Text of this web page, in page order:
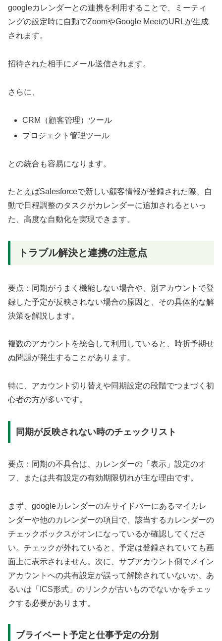
googleカレンダーとの連携を利用することで、ミーティ
ングの設定時に自動でZoomやGoogle MeetのURLが生成
されます。
招待された相手にメール送信されます。
さらに、
CRM（顧客管理）ツール
プロジェクト管理ツール
との統合も容易になります。
たとえばSalesforceで新しい顧客情報が登録された際、自
動で日程調整のタスクがカレンダーに追加されるといっ
た、高度な自動化を実現できます。
トラブル解決と連携の注意点
要点：同期がうまく機能しない場合や、別アカウントで登
録した予定が反映されない場合の原因と、その具体的な解
決策を解説します。
複数のアカウントを統合して利用していると、時折予期せ
ぬ問題が発生することがあります。
特に、アカウント切り替えや同期設定の段階でつまづく初
心者の方が多いです。
同期が反映されない時のチェックリスト
要点：同期の不具合は、カレンダーの「表示」設定のオ
フ、または共有設定の有効期限切れが主な理由です。
まず、googleカレンダーの左サイドバーにあるマイカレ
ンダーや他のカレンダーの項目で、該当するカレンダーの
チェックボックスがオンになっているか確認してくださ
い。チェックが外れていると、予定は登録されていても画
面上に表示されません。次に、サブアカウント側でメイン
アカウントへの共有設定が誤って解除されていないか、あ
るいは「ICS形式」のリンクが古いものでないかをチェッ
クする必要があります。
プライベート予定と仕事予定の分別